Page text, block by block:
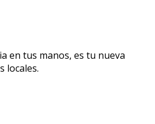
en tus manos, es tu nueva
locales.